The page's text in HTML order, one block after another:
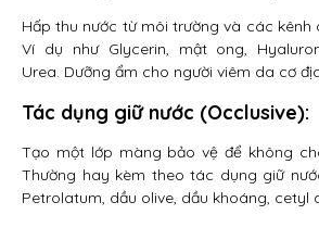
Hấp thu nước từ môi trường và các kênh
Ví dụ như Glycerin, mật ong,
Urea. Dưỡng ẩm cho người viêm da cơ
Tác dụng giữ nước (Occlusive):
Tạo một lớp màng bảo vệ để không
Thường hay kèm theo tác dụng giữ
Petrolatum, dầu olive, dầu khoáng, cetyl